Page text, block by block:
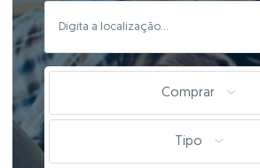
Comprar
Tipo